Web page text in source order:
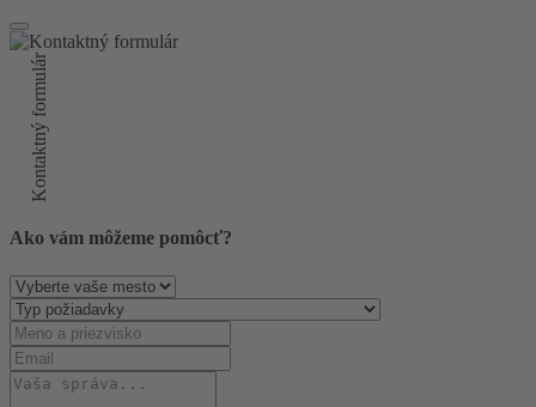
Kontaktný formulár
Ako vám môžeme pomôcť?